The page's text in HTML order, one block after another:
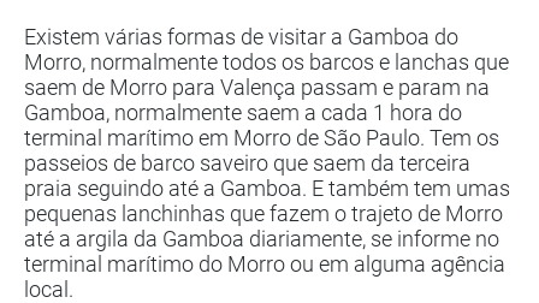
Existem várias formas de visitar a Gamboa do
Morro, normalmente todos os barcos e lanchas que
saem de Morro para Valença passam e param na
Gamboa, normalmente saem a cada 1 hora do
terminal marítimo em Morro de São Paulo. Tem os
passeios de barco saveiro que saem da terceira
praia seguindo até a Gamboa. E também tem umas
pequenas lanchinhas que fazem o trajeto de Morro
até a argila da Gamboa diariamente, se informe no
terminal marítimo do Morro ou em alguma agência
local.